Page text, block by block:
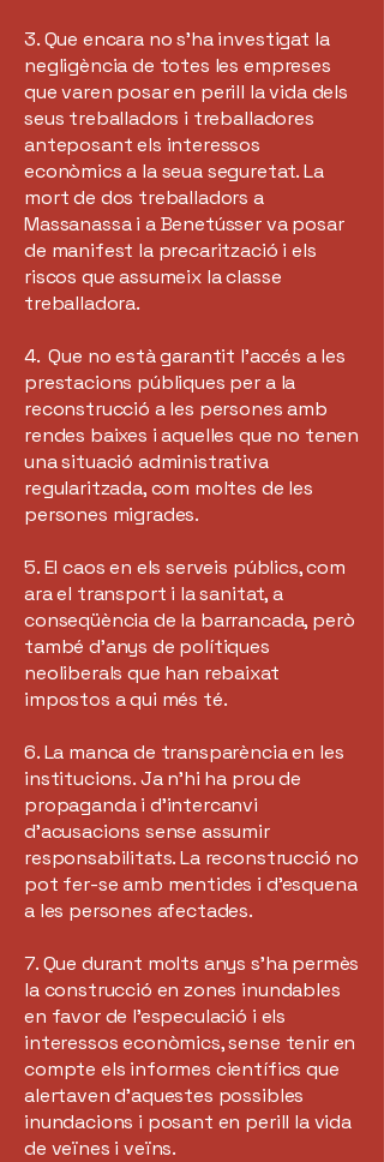
3. Que encara no s’ha investigat la
negligència de totes les empreses
que varen posar en perill la vida dels
seus treballadors i treballadores
anteposant els interessos
econòmics a la seua seguretat. La
mort de dos treballadors a
Massanassa i a Benetússer va posar
de manifest la precarització i els
riscos que assumeix la classe
treballadora.
4. Que no està garantit l’accés a les
prestacions públiques per a la
reconstrucció a les persones amb
rendes baixes i aquelles que no tenen
una situació administrativa
regularitzada, com moltes de les
persones migrades.
5. El caos en els serveis públics, com
ara el transport i la sanitat, a
conseqüència de la barrancada, però
també d’anys de polítiques
neoliberals que han rebaixat
impostos a qui més té.
6. La manca de transparència en les
institucions. Ja n’hi ha prou de
propaganda i d’intercanvi
d’acusacions sense assumir
responsabilitats. La reconstrucció no
pot fer-se amb mentides i d'esquena
a les persones afectades.
7. Que durant molts anys s’ha permès
la construcció en zones inundables
en favor de l’especulació i els
interessos econòmics, sense tenir en
compte els informes científics que
alertaven d’aquestes possibles
inundacions i posant en perill la vida
de veïnes i veïns.